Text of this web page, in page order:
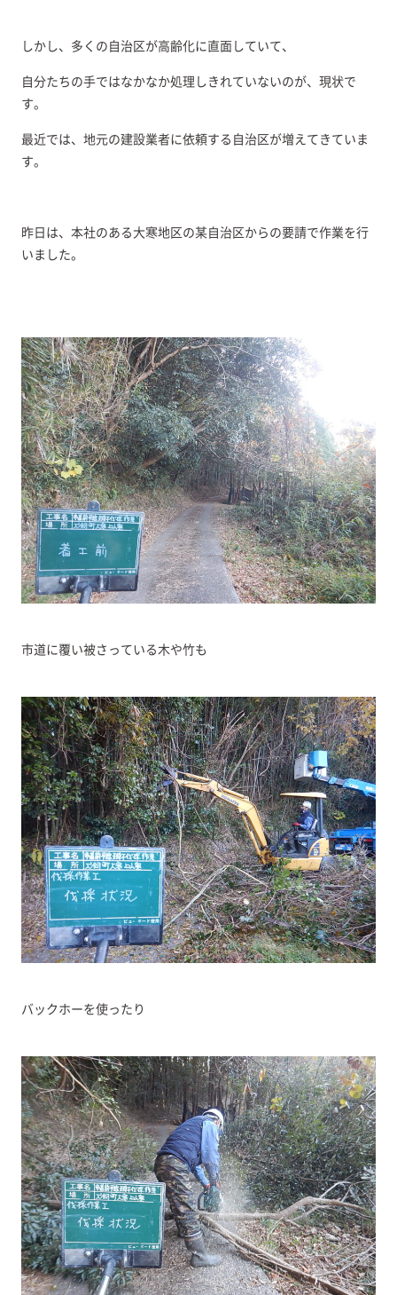
しかし、多くの自治区が高齢化に直面していて、
自分たちの手ではなかなか処理しきれていないのが、現状で
す。
最近では、地元の建設業者に依頼する自治区が増えてきていま
す。
昨日は、本社のある大寒地区の某自治区からの要請で作業を行
いました。
市道に覆い被さっている木や竹も
バックホーを使ったり